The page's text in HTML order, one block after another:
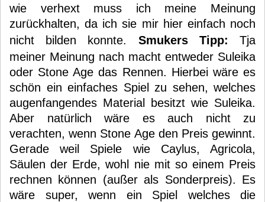
wie verhext muss ich meine Meinung
zurückhalten, da ich sie mir hier einfach noch
nicht bilden konnte. Smukers Tipp: Tja
meiner Meinung nach macht entweder Suleika
oder Stone Age das Rennen. Hierbei wäre es
schön ein einfaches Spiel zu sehen, welches
augenfangendes Material besitzt wie Suleika.
Aber natürlich wäre es auch nicht zu
verachten, wenn Stone Age den Preis gewinnt.
Gerade weil Spiele wie Caylus, Agricola,
Säulen der Erde, wohl nie mit so einem Preis
rechnen können (außer als Sonderpreis). Es
wäre super, wenn ein Spiel welches die